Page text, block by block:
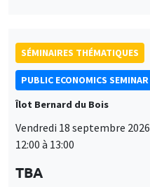
SÉMINAIRES THÉMATIQUES
PUBLIC ECONOMICS SEMINAR
Îlot Bernard du Bois
Vendredi 18 septembre 2026
12:00 à 13:00
TBA